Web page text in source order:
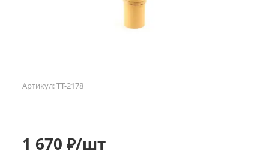
Артикул:TT-2178
1 670 ₽/шт